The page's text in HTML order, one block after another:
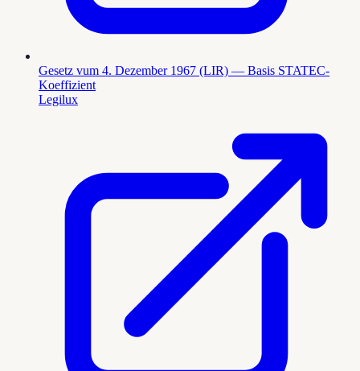
Gesetz vum 4. Dezember 1967 (LIR) — Basis STATEC-
Koeffizient
Legilux